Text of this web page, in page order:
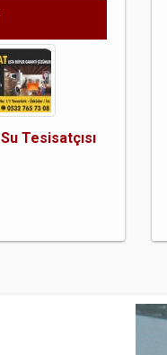
Tesisatçısı